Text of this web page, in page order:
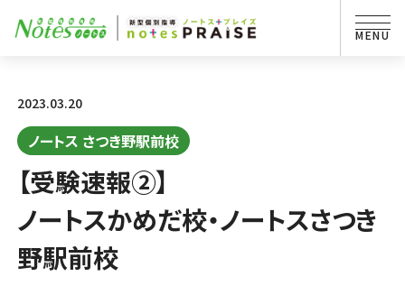
2023.03.20
ノートス さつき野駅前校
【受験速報②】
ノートスかめだ校・ノートスさつき
野駅前校